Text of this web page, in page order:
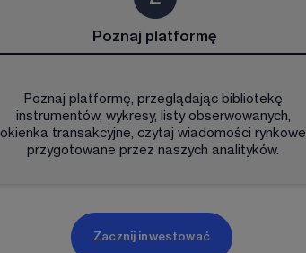
Poznaj platformę
Poznaj platformę, przeglądając bibliotekę
instrumentów, wykresy, listy obserwowanych,
okienka transakcyjne, czytaj wiadomości rynkowe
przygotowane przez naszych analityków.
Zacznij inwestować